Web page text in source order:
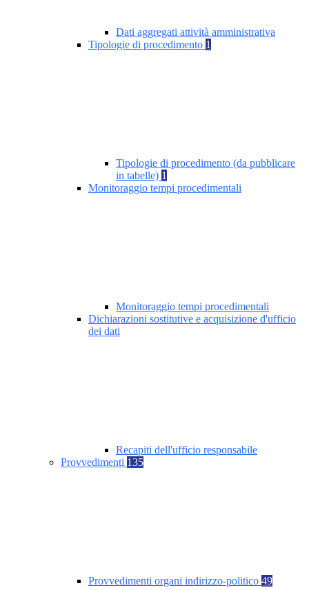
Dati aggregati attività amministrativa
Tipologie di procedimento 1
Tipologie di procedimento (da pubblicare
in tabelle) 1
Monitoraggio tempi procedimentali
Monitoraggio tempi procedimentali
Dichiarazioni sostitutive e acquisizione d'ufficio
dei dati
Recapiti dell'ufficio responsabile
Provvedimenti 135
Provvedimenti organi indirizzo-politico 49